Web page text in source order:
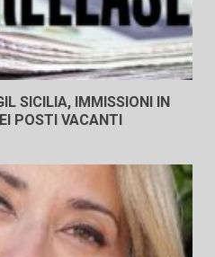
SICILIA, IMMISSIONI IN
POSTI VACANTI